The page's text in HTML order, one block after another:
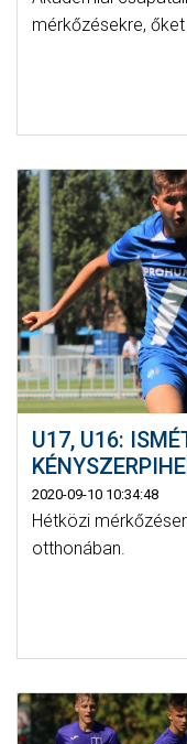
mérkőzésekre,
U17, U16:
2020-09-10 10:34:48
Hétközi
otthonában.